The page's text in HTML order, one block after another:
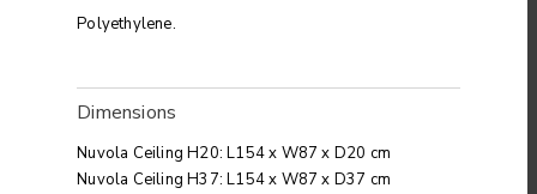
Polyethylene.
Dimensions
Nuvola Ceiling H20: L154 x W87 x D20 cm
Nuvola Ceiling H37: L154 x W87 x D37 cm